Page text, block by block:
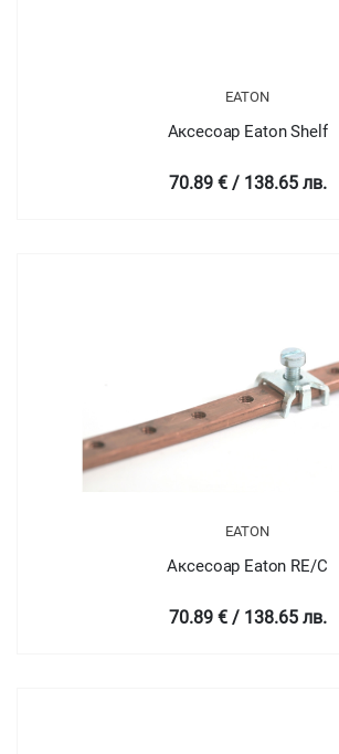
EATON
Аксесоар Eaton Shelf
70.89 € / 138.65 лв.
EATON
Аксесоар Eaton RE/C
70.89 € / 138.65 лв.